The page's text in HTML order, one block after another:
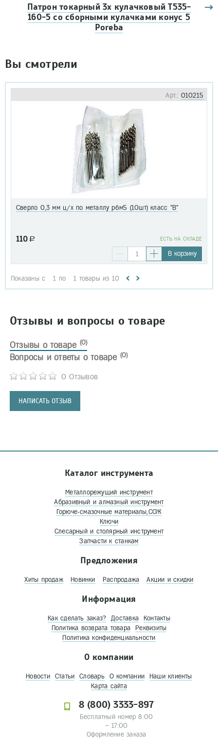
Патрон токарный 3х кулачковый Т535-
160-5 со сборными кулачками конус 5
Poreba
Вы смотрели
Арт.: 010215
Сверло 0,3 мм ц/х по металлу р6м5 (10шт) класс "В"
110 a EСТЬ НА СКЛАДЕ
В корзину
Показаны с 1 по 1 товары из 10
Отзывы и вопросы о товаре
Отзывы о товаре (0)
0 Отзывов
НАПИСАТЬ ОТЗЫВ
Вопросы и ответы о товаре (0)
Каталог инструмента
Металлорежущий инструмент
Абразивный и алмазный инструмент
Горюче-смазочные материалы,СОЖ
Ключи
Слесарный и столярный инструмент
Запчасти к станкам
Предложения
Хиты продаж Новинки Распродажа Акции и скидки
Информация
Как сделать заказ? Доставка
Контакты
Политика возврата товара
Реквизиты
Политика конфиденциальности
О компании
Новости Статьи Словарь О компании
Наши клиенты
Карта сайта
8 (800) 3333-897
Бесплатный номер 8:00
– 17:00
Оформление заказа